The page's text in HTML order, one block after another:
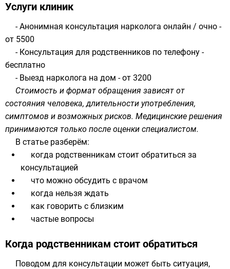
Услуги клиник
- Анонимная консультация нарколога онлайн / очно -
от 5500
- Консультация для родственников по телефону -
бесплатно
- Выезд нарколога на дом - от 3200
Стоимость и формат обращения зависят от
состояния человека, длительности употребления,
симптомов и возможных рисков. Медицинские решения
принимаются только после оценки специалистом.
В статье разберём:
когда родственникам стоит обратиться за
консультацией
что можно обсудить с врачом
когда нельзя ждать
как говорить с близким
частые вопросы
Когда родственникам стоит обратиться
Поводом для консультации может быть ситуация,